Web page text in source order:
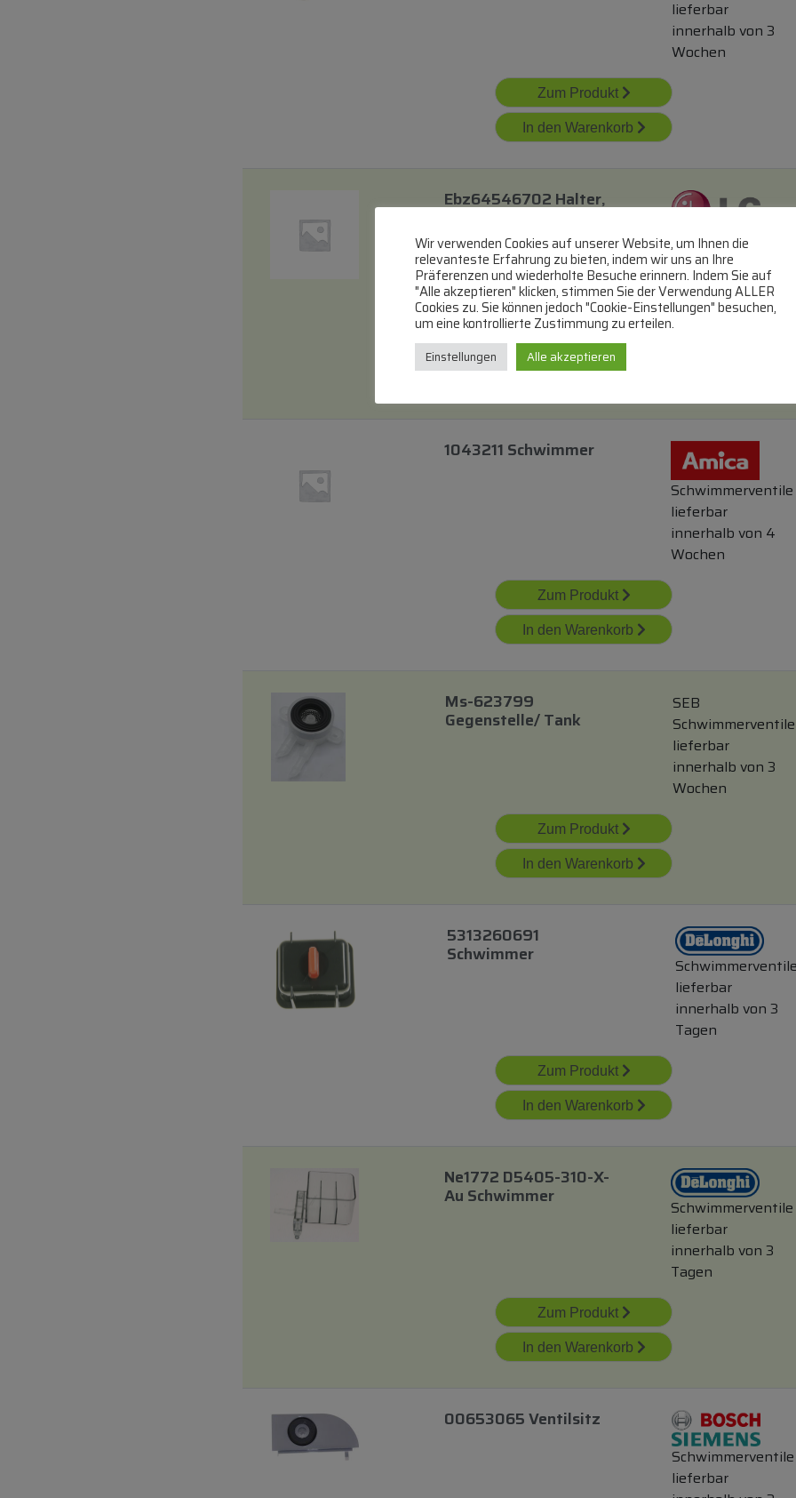
lieferbar
innerhalb von 3
Wochen
Zum Produkt
In den Warenkorb
Ebz64546702 Halter,
Schwimmerventile
lieferbar
innerhalb von 3
Wochen
Zum Produkt
1043211 Schwimmer
Schwimmerventile
lieferbar
innerhalb von 4
Wochen
Zum Produkt
In den Warenkorb
Ms-623799
Gegenstelle/ Tank
SEB
Schwimmerventile
lieferbar
innerhalb von 3
Wochen
Zum Produkt
In den Warenkorb
5313260691
Schwimmer
Schwimmerventile
lieferbar
innerhalb von 3
Tagen
Zum Produkt
In den Warenkorb
Ne1772 D5405-310-X-
Au Schwimmer
Schwimmerventile
lieferbar
innerhalb von 3
Tagen
Zum Produkt
In den Warenkorb
00653065 Ventilsitz
Schwimmerventile
lieferbar
Wir verwenden Cookies auf unserer Website, um Ihnen die
relevanteste Erfahrung zu bieten, indem wir uns an Ihre
Präferenzen und wiederholte Besuche erinnern. Indem Sie auf
"Alle akzeptieren" klicken, stimmen Sie der Verwendung ALLER
Cookies zu. Sie können jedoch "Cookie-Einstellungen" besuchen,
um eine kontrollierte Zustimmung zu erteilen.
Einstellungen Alle akzeptieren